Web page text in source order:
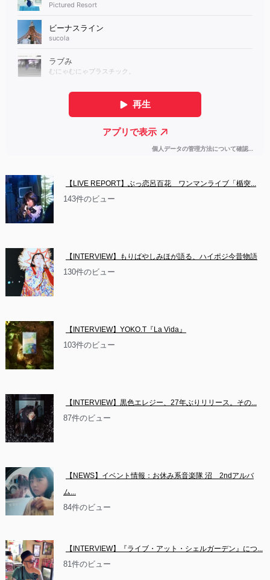
【LIVE REPORT】ぶっ恋呂百花　ワンマンライブ「楯突...
143件のビュー
【INTERVIEW】もりばやしみほが語る、ハイポジ今昔物語
130件のビュー
【INTERVIEW】YOKO.T『La Vida』
103件のビュー
【INTERVIEW】黒色エレジー、27年ぶりリリース。その...
87件のビュー
【NEWS】イベント情報：お休み系音楽隊 沼　2ndアルバ
ム...
84件のビュー
【INTERVIEW】『ライブ・アット・シェルガーデン』につ...
81件のビュー